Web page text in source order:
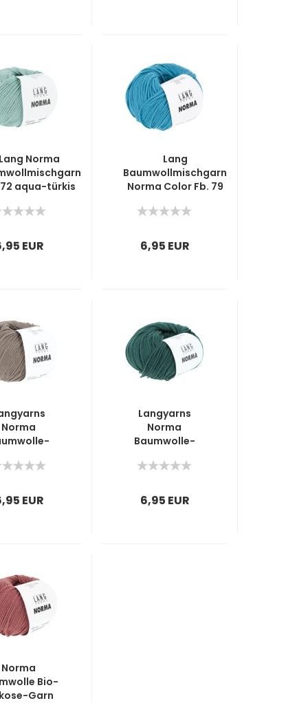
Lang Norma
72 aqua-türkis
EUR
Lang
Baumwollmischgarn
Norma Color Fb. 79
6,95 EUR
Norma
Rehbraun
EUR
Langyarns
Norma
Baumwolle-
18 Dunkel Grün
6,95 EUR
Norma
Bio-
Garn